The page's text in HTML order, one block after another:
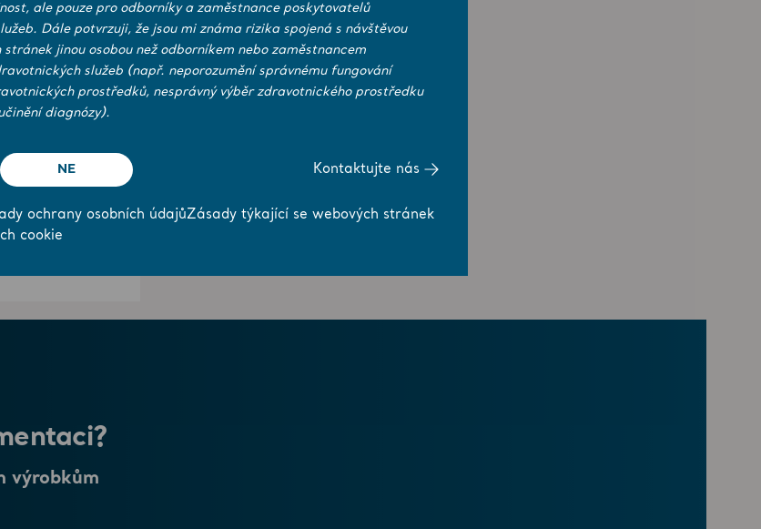
originální
výrobkům
ale pouze pro odborníky a zaměstnance poskytovatelů
Dále potvrzuji, že jsou mi známa rizika spojená s návštěvou
stránek jinou osobou než odborníkem nebo zaměstnancem
služeb (např. neporozumění správnému fungování
prostředků, nesprávný výběr zdravotnického prostředku
diagnózy).
NE Kontaktujte nás
ochrany osobních údajůZásady týkající se webových stránek
cookie